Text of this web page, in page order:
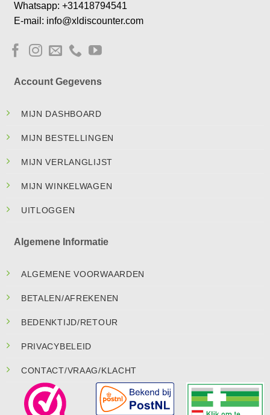
Whatsapp: +31418794541
E-mail: info@xldiscounter.com
Account Gegevens
MIJN DASHBOARD
MIJN BESTELLINGEN
MIJN VERLANGLIJST
MIJN WINKELWAGEN
UITLOGGEN
Algemene Informatie
ALGEMENE VOORWAARDEN
BETALEN/AFREKENEN
BEDENKTIJD/RETOUR
PRIVACYBELEID
CONTACT/VRAAG/KLACHT